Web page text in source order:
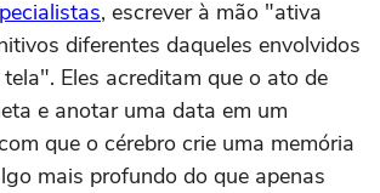
, escrever à mão "ativa
diferentes daqueles envolvidos
Eles acreditam que o ato de
e anotar uma data em um
que o cérebro crie uma memória
mais profundo do que apenas